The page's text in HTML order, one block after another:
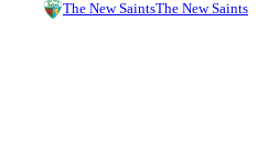
The New SaintsThe New Saints